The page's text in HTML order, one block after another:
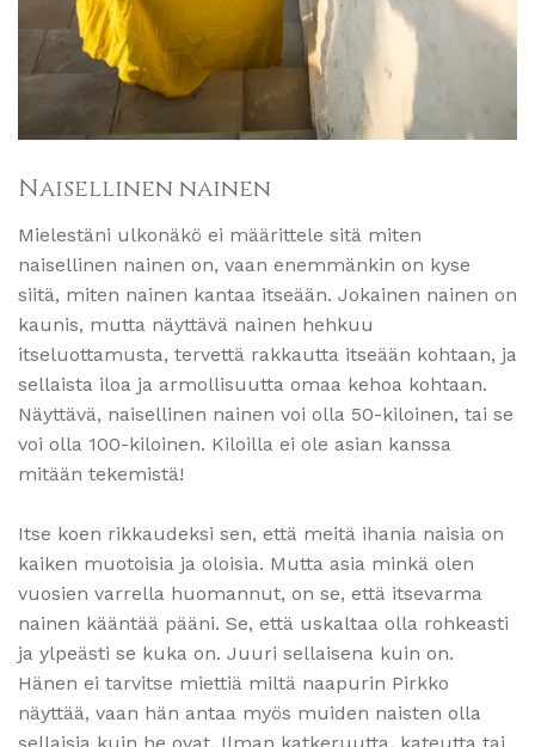
Naisellinen nainen
Mielestäni ulkonäkö ei määrittele sitä miten
naisellinen nainen on, vaan enemmänkin on kyse
siitä, miten nainen kantaa itseään. Jokainen nainen on
kaunis, mutta näyttävä nainen hehkuu
itseluottamusta, tervettä rakkautta itseään kohtaan, ja
sellaista iloa ja armollisuutta omaa kehoa kohtaan.
Näyttävä, naisellinen nainen voi olla 50-kiloinen, tai se
voi olla 100-kiloinen. Kiloilla ei ole asian kanssa
mitään tekemistä!
Itse koen rikkaudeksi sen, että meitä ihania naisia on
kaiken muotoisia ja oloisia. Mutta asia minkä olen
vuosien varrella huomannut, on se, että itsevarma
nainen kääntää pääni. Se, että uskaltaa olla rohkeasti
ja ylpeästi se kuka on. Juuri sellaisena kuin on.
Hänen ei tarvitse miettiä miltä naapurin Pirkko
näyttää, vaan hän antaa myös muiden naisten olla